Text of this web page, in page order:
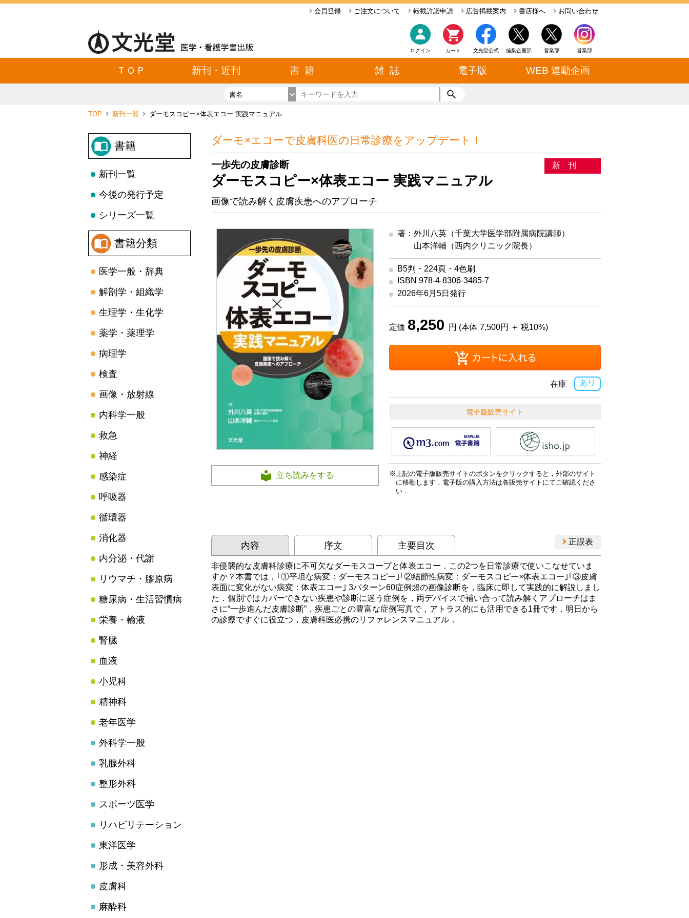
お問い合わせ
書店様へ
広告掲載案内
転載許諾申請
ご注文について
会員登録
営業部
営業部
編集企画部
文光堂公式
カート
ログイン
ＴＯＰ 新刊・近刊 書 籍 雑 誌 電子版 WEB 連動企画
書名
TOP 新刊一覧 ダーモスコピー×体表エコー 実践マニュアル
書籍
新刊一覧
今後の発行予定
シリーズ一覧
書籍分類
医学一般・辞典
解剖学・組織学
生理学・生化学
薬学・薬理学
病理学
検査
画像・放射線
内科学一般
救急
神経
感染症
呼吸器
循環器
消化器
内分泌・代謝
リウマチ・膠原病
糖尿病・生活習慣病
栄養・輸液
腎臓
血液
小児科
精神科
老年医学
外科学一般
乳腺外科
整形外科
スポーツ医学
リハビリテーション
東洋医学
形成・美容外科
皮膚科
麻酔科
ダーモ×エコーで皮膚科医の日常診療をアップデート！
新刊
一歩先の皮膚診断
ダーモスコピー×体表エコー 実践マニュアル
画像で読み解く皮膚疾患へのアプローチ
立ち読みをする
著：外川八英（千葉大学医学部附属病院講師）
山本洋輔（西内クリニック院長）
B5判・224頁・4色刷
ISBN 978-4-8306-3485-7
2026年6月5日発行
定価 8,250 円 (本体 7,500円 ＋ 税10%)
あり
在庫
電子版販売サイト
上記の電子版販売サイトのボタンをクリックすると，外部のサイト
に移動します．電子版の購入方法は各販売サイトにてご確認くださ
い．
正誤表
内容 序文 主要目次
非侵襲的な皮膚科診療に不可欠なダーモスコープと体表エコー．この2つを日常診療で使いこなせていま
すか？本書では，｢①平坦な病変：ダーモスコピー｣｢②結節性病変：ダーモスコピー×体表エコー｣｢③皮膚
表面に変化がない病変：体表エコー｣ 3パターン60症例超の画像診断を，臨床に即して実践的に解説しまし
た．個別ではカバーできない疾患や診断に迷う症例を，両デバイスで補い合って読み解くアプローチはま
さに“一歩進んだ皮膚診断”．疾患ごとの豊富な症例写真で，アトラス的にも活用できる1冊です．明日から
の診療ですぐに役立つ，皮膚科医必携のリファレンスマニュアル．